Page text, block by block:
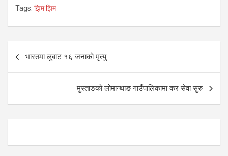
Tags: झिम झिम
Post
navigation
भारतमा लुबाट १६ जनाको मृत्यु
मुस्ताङको लोमान्थाङ गाउँपालिकामा कर सेवा सुरु